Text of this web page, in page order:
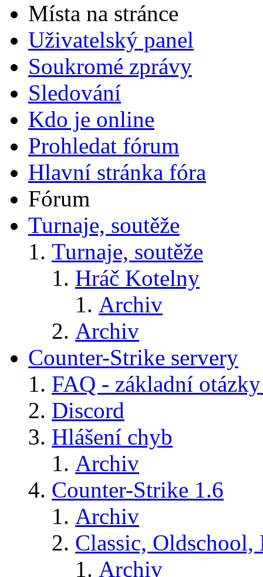
Místa na stránce
Uživatelský panel
Soukromé zprávy
Sledování
Kdo je online
Prohledat fórum
Hlavní stránka fóra
Fórum
Turnaje, soutěže
Turnaje, soutěže
Hráč Kotelny
Archiv
Archiv
Counter-Strike servery
FAQ - základní
Discord
Hlášení chyb
Archiv
Counter-Strike 1.6
Archiv
Classic,
Archiv